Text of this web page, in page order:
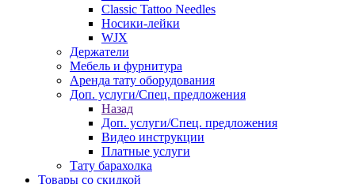
Classic Tattoo Needles
Носики-лейки
WJX
Держатели
Мебель и фурнитура
Аренда тату оборудования
Доп. услуги/Спец. предложения
Назад
Доп. услуги/Спец. предложения
Видео инструкции
Платные услуги
Тату барахолка
Товары со скидкой